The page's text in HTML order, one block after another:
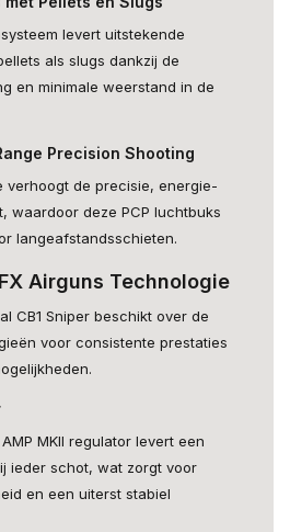
levert uitstekende
als slugs dankzij de
en minimale weerstand in de
Precision Shooting
verhoogt de precisie, energie-
waardoor deze PCP luchtbuks
langeafstandsschieten.
Airguns Technologie
CB1 Sniper beschikt over de
voor consistente prestaties
MKII regulator levert een
ieder schot, wat zorgt voor
en een uiterst stabiel